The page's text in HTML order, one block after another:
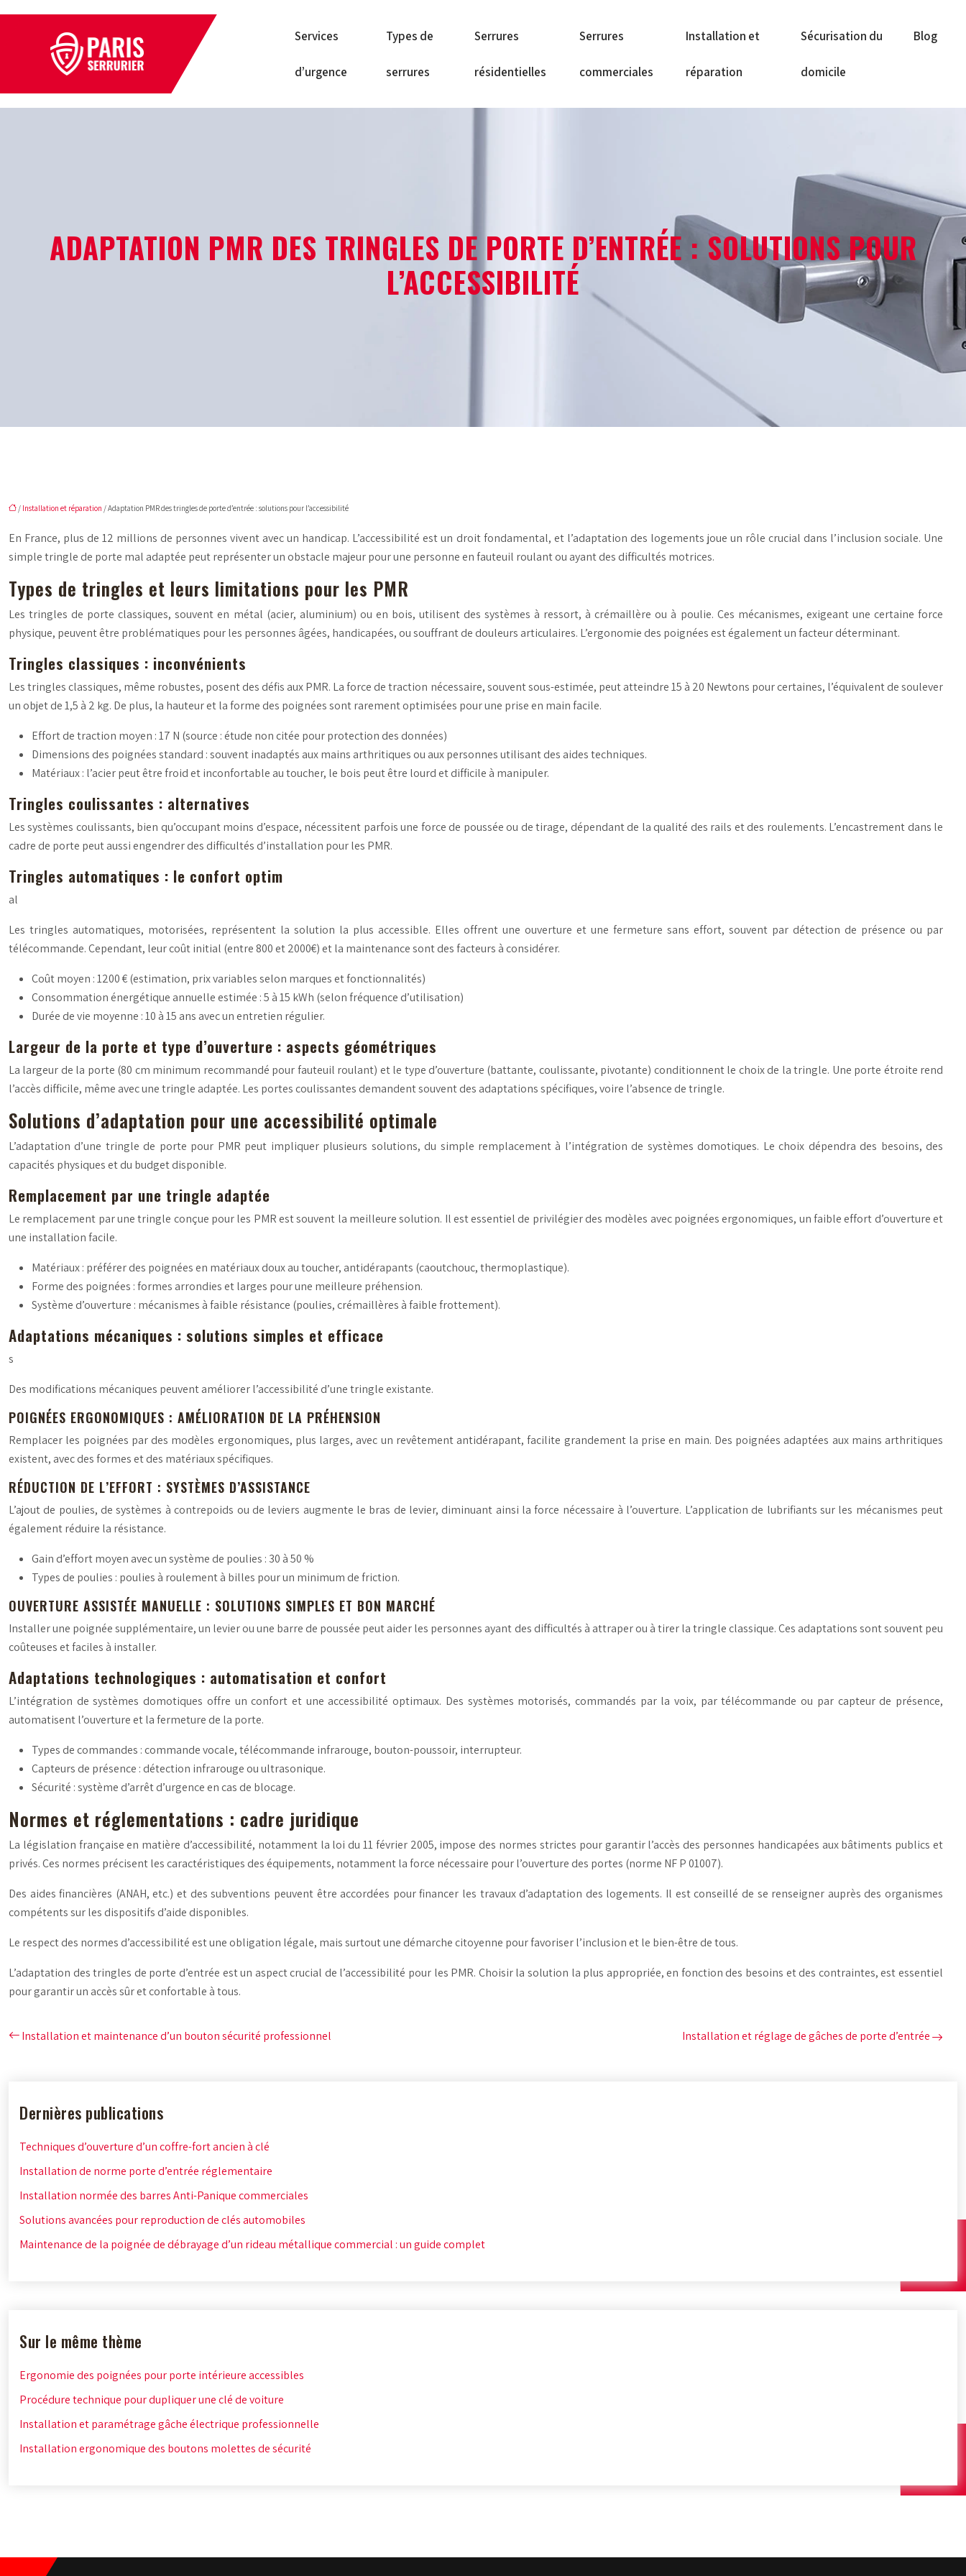
Services
d’urgence
Types de
serrures
Serrures
résidentielles
Serrures
commerciales
Installation et
réparation
Sécurisation du
domicile
Blog
ADAPTATION PMR DES TRINGLES DE PORTE D’ENTRÉE : SOLUTIONS POUR
L’ACCESSIBILITÉ
/ Installation et réparation / Adaptation PMR des tringles de porte d’entrée : solutions pour l’accessibilité
En France, plus de 12 millions de personnes vivent avec un handicap. L’accessibilité est un droit fondamental, et l’adaptation des logements joue un rôle crucial dans l’inclusion sociale. Une
simple tringle de porte mal adaptée peut représenter un obstacle majeur pour une personne en fauteuil roulant ou ayant des difficultés motrices.
Types de tringles et leurs limitations pour les PMR
Les tringles de porte classiques, souvent en métal (acier, aluminium) ou en bois, utilisent des systèmes à ressort, à crémaillère ou à poulie. Ces mécanismes, exigeant une certaine force
physique, peuvent être problématiques pour les personnes âgées, handicapées, ou souffrant de douleurs articulaires. L’ergonomie des poignées est également un facteur déterminant.
Tringles classiques : inconvénients
Les tringles classiques, même robustes, posent des défis aux PMR. La force de traction nécessaire, souvent sous-estimée, peut atteindre 15 à 20 Newtons pour certaines, l’équivalent de soulever
un objet de 1,5 à 2 kg. De plus, la hauteur et la forme des poignées sont rarement optimisées pour une prise en main facile.
Effort de traction moyen : 17 N (source : étude non citée pour protection des données)
Dimensions des poignées standard : souvent inadaptés aux mains arthritiques ou aux personnes utilisant des aides techniques.
Matériaux : l’acier peut être froid et inconfortable au toucher, le bois peut être lourd et difficile à manipuler.
Tringles coulissantes : alternatives
Les systèmes coulissants, bien qu’occupant moins d’espace, nécessitent parfois une force de poussée ou de tirage, dépendant de la qualité des rails et des roulements. L’encastrement dans le
cadre de porte peut aussi engendrer des difficultés d’installation pour les PMR.
Tringles automatiques : le confort optim
al
Les tringles automatiques, motorisées, représentent la solution la plus accessible. Elles offrent une ouverture et une fermeture sans effort, souvent par détection de présence ou par
télécommande. Cependant, leur coût initial (entre 800 et 2000€) et la maintenance sont des facteurs à considérer.
Coût moyen : 1200 € (estimation, prix variables selon marques et fonctionnalités)
Consommation énergétique annuelle estimée : 5 à 15 kWh (selon fréquence d’utilisation)
Durée de vie moyenne : 10 à 15 ans avec un entretien régulier.
Largeur de la porte et type d’ouverture : aspects géométriques
La largeur de la porte (80 cm minimum recommandé pour fauteuil roulant) et le type d’ouverture (battante, coulissante, pivotante) conditionnent le choix de la tringle. Une porte étroite rend
l’accès difficile, même avec une tringle adaptée. Les portes coulissantes demandent souvent des adaptations spécifiques, voire l’absence de tringle.
Solutions d’adaptation pour une accessibilité optimale
L’adaptation d’une tringle de porte pour PMR peut impliquer plusieurs solutions, du simple remplacement à l’intégration de systèmes domotiques. Le choix dépendra des besoins, des
capacités physiques et du budget disponible.
Remplacement par une tringle adaptée
Le remplacement par une tringle conçue pour les PMR est souvent la meilleure solution. Il est essentiel de privilégier des modèles avec poignées ergonomiques, un faible effort d’ouverture et
une installation facile.
Matériaux : préférer des poignées en matériaux doux au toucher, antidérapants (caoutchouc, thermoplastique).
Forme des poignées : formes arrondies et larges pour une meilleure préhension.
Système d’ouverture : mécanismes à faible résistance (poulies, crémaillères à faible frottement).
Adaptations mécaniques : solutions simples et efficace
s
Des modifications mécaniques peuvent améliorer l’accessibilité d’une tringle existante.
POIGNÉES ERGONOMIQUES : AMÉLIORATION DE LA PRÉHENSION
Remplacer les poignées par des modèles ergonomiques, plus larges, avec un revêtement antidérapant, facilite grandement la prise en main. Des poignées adaptées aux mains arthritiques
existent, avec des formes et des matériaux spécifiques.
RÉDUCTION DE L’EFFORT : SYSTÈMES D’ASSISTANCE
L’ajout de poulies, de systèmes à contrepoids ou de leviers augmente le bras de levier, diminuant ainsi la force nécessaire à l’ouverture. L’application de lubrifiants sur les mécanismes peut
également réduire la résistance.
Gain d’effort moyen avec un système de poulies : 30 à 50 %
Types de poulies : poulies à roulement à billes pour un minimum de friction.
OUVERTURE ASSISTÉE MANUELLE : SOLUTIONS SIMPLES ET BON MARCHÉ
Installer une poignée supplémentaire, un levier ou une barre de poussée peut aider les personnes ayant des difficultés à attraper ou à tirer la tringle classique. Ces adaptations sont souvent peu
coûteuses et faciles à installer.
Adaptations technologiques : automatisation et confort
L’intégration de systèmes domotiques offre un confort et une accessibilité optimaux. Des systèmes motorisés, commandés par la voix, par télécommande ou par capteur de présence,
automatisent l’ouverture et la fermeture de la porte.
Types de commandes : commande vocale, télécommande infrarouge, bouton-poussoir, interrupteur.
Capteurs de présence : détection infrarouge ou ultrasonique.
Sécurité : système d’arrêt d’urgence en cas de blocage.
Normes et réglementations : cadre juridique
La législation française en matière d’accessibilité, notamment la loi du 11 février 2005, impose des normes strictes pour garantir l’accès des personnes handicapées aux bâtiments publics et
privés. Ces normes précisent les caractéristiques des équipements, notamment la force nécessaire pour l’ouverture des portes (norme NF P 01007).
Des aides financières (ANAH, etc.) et des subventions peuvent être accordées pour financer les travaux d’adaptation des logements. Il est conseillé de se renseigner auprès des organismes
compétents sur les dispositifs d’aide disponibles.
Le respect des normes d’accessibilité est une obligation légale, mais surtout une démarche citoyenne pour favoriser l’inclusion et le bien-être de tous.
L’adaptation des tringles de porte d’entrée est un aspect crucial de l’accessibilité pour les PMR. Choisir la solution la plus appropriée, en fonction des besoins et des contraintes, est essentiel
pour garantir un accès sûr et confortable à tous.
Installation et maintenance d’un bouton sécurité professionnel Installation et réglage de gâches de porte d’entrée
Dernières publications
Techniques d’ouverture d’un coffre-fort ancien à clé
Installation de norme porte d’entrée réglementaire
Installation normée des barres Anti-Panique commerciales
Solutions avancées pour reproduction de clés automobiles
Maintenance de la poignée de débrayage d’un rideau métallique commercial : un guide complet
Sur le même thème
Ergonomie des poignées pour porte intérieure accessibles
Procédure technique pour dupliquer une clé de voiture
Installation et paramétrage gâche électrique professionnelle
Installation ergonomique des boutons molettes de sécurité